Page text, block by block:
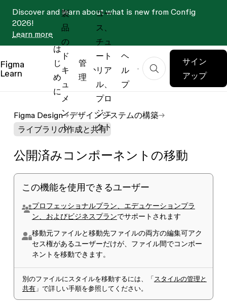
Discover and learn about what is new from Config
2026!
Learn more
Figma
Learn
は
じ
め
に
製
品
の
ド
キ
ュ
メ
ン
ト
管
理
コー
ス、
チュ
ート
リア
ル、
プロ
ジェ
クト
ヘ
ル
プ
サイン
アップ
Figma Design
デザインシステムの構築
ライブラリの作成と共有
公開済みコンポーネントの移動
この機能を使用できるユーザー
プロフェッショナルプラン、エデュケーションプラ
ン、およびビジネスプランでサポートされます
移動元ファイルと移動先ファイルの両方の編集可アク
セス権があるユーザーだけが、ファイル間でコンポー
ネントを移動できます。
別のファイルにスタイルを移動するには、「 スタイルの管理と
共有」で詳しい手順を参照してください。